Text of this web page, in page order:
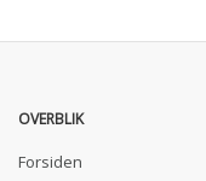
OVERBLIK
Forsiden